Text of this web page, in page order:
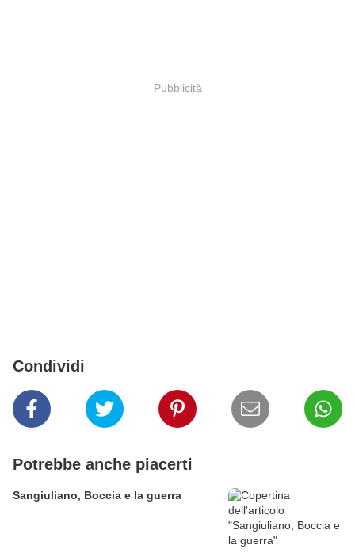
Pubblicità
Condividi
Potrebbe anche piacerti
Sangiuliano, Boccia e la guerra